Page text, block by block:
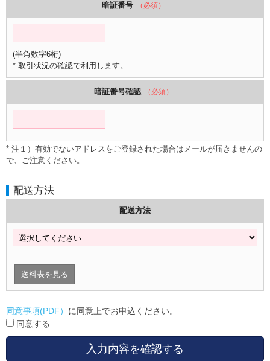
暗証番号 （必須）
(半角数字6桁)
* 取引状況の確認で利用します。
暗証番号確認 （必須）
* 注１）有効でないアドレスをご登録された場合はメールが届きませんの
で、ご注意ください。
配送方法
配送方法
送料表を見る
同意事項(PDF） に同意上でお申込ください。
同意する
入力内容を確認する